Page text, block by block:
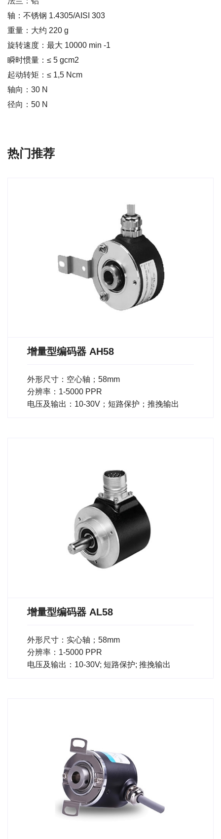
轴：不锈钢 1.4305/AISI 303
重量：大约 220 g
旋转速度：最大 10000 min -1
瞬时惯量：≤ 5 gcm2
起动转矩：≤ 1,5 Ncm
轴向：30 N
径向：50 N
热门推荐
增量型编码器 AH58
外形尺寸：空心轴；58mm
分辨率：1-5000 PPR
电压及输出：10-30V；短路保护；推挽输出
增量型编码器 AL58
外形尺寸：实心轴；58mm
分辨率：1-5000 PPR
电压及输出：10-30V; 短路保护; 推挽输出